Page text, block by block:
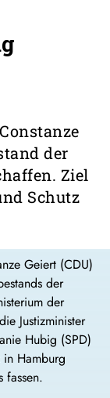
der
Ziel
Schutz
Geiert (CDU)
der
der
Justizminister
Hubig (SPD)
Hamburg
fassen.